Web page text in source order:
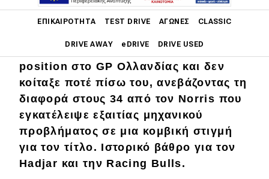
ΕΠΙΚΑΙΡΌΤΗΤΑ TEST DRIVE ΑΓΏΝΕΣ CLASSIC
DRIVE AWAY eDRIVE DRIVE USED
Main navigation
Επικαιρότητα
Νέα μοντέλα
Πρωτότυπα
Ελλάδα
O Piastri ξεκίνησε από την pole
position στο GP Ολλανδίας και δεν
κοίταξε ποτέ πίσω του, ανεβάζοντας τη
διαφορά στους 34 από τον Norris που
εγκατέλειψε εξαιτίας μηχανικού
προβλήματος σε μια κομβική στιγμή
για τον τίτλο. Ιστορικό βάθρο για τον
Hadjar και την Racing Bulls.